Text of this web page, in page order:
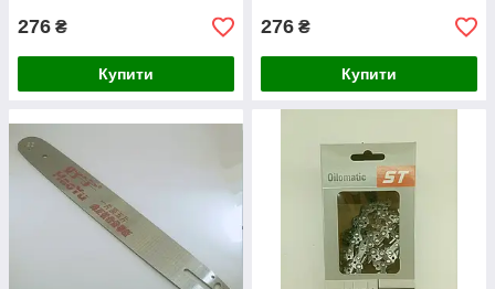
276 ₴
Купити
276 ₴
Купити